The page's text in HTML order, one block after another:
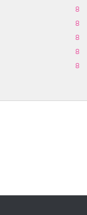
8
8
8
8
8